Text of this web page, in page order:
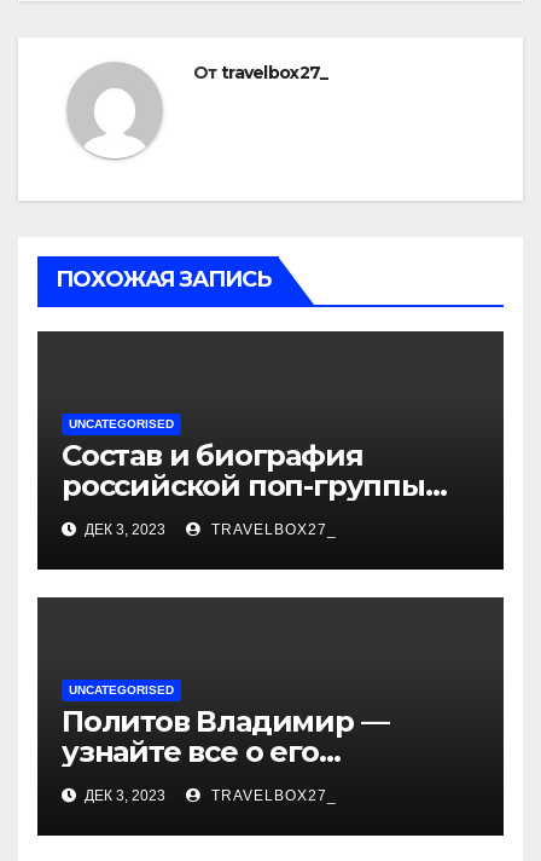
Отtravelbox27_
ПОХОЖАЯ ЗАПИСЬ
UNCATEGORISED
Состав и биография
российской поп-группы
«Иванушки интернешнл»
— история успеха, музыка
и судьбы участников
ДЕК 3, 2023 TRAVELBOX27_
UNCATEGORISED
Политов Владимир —
узнайте все о его
биографии, возрасте и
впечатляющих
достижениях!
ДЕК 3, 2023 TRAVELBOX27_